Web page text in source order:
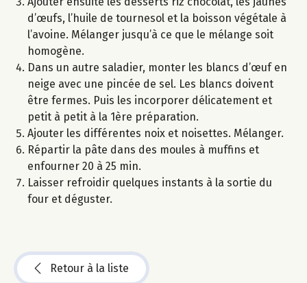
d’œufs, l’huile de tournesol et la boisson végétale à
l’avoine. Mélanger jusqu’à ce que le mélange soit
homogène.
Dans un autre saladier, monter les blancs d’œuf en
neige avec une pincée de sel. Les blancs doivent
être fermes. Puis les incorporer délicatement et
petit à petit à la 1ère préparation.
Ajouter les différentes noix et noisettes. Mélanger.
Répartir la pâte dans des moules à muffins et
enfourner 20 à 25 min.
Laisser refroidir quelques instants à la sortie du
four et déguster.
Retour à la liste